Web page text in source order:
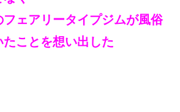
フェアリータイプジムが風俗
たことを想い出した